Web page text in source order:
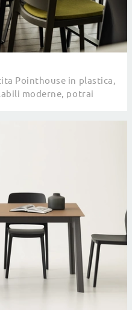
Pointhouse in plastica,
moderne, potrai